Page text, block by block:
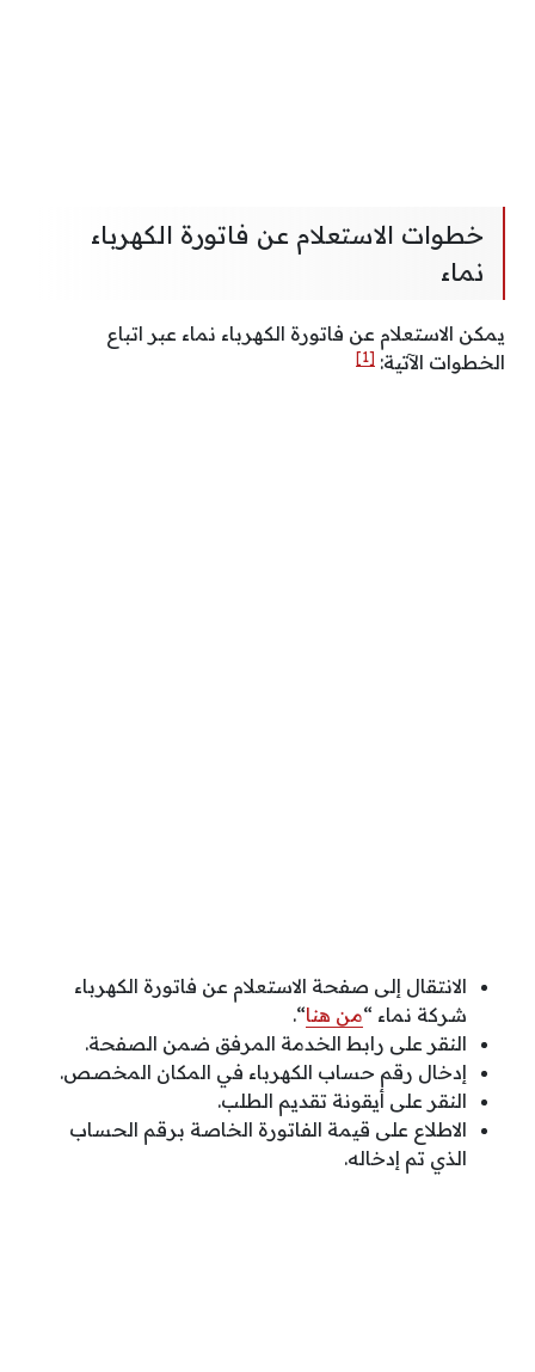
خطوات الاستعلام عن فاتورة الكهرباء
نماء
يمكن الاستعلام عن فاتورة الكهرباء نماء عبر اتباع
الخطوات الآتية: [1]
الانتقال إلى صفحة الاستعلام عن فاتورة الكهرباء
شركة نماء “من هنا“.
النقر على رابط الخدمة المرفق ضمن الصفحة.
إدخال رقم حساب الكهرباء في المكان المخصص.
النقر على أيقونة تقديم الطلب.
الاطلاع على قيمة الفاتورة الخاصة برقم الحساب
الذي تم إدخاله.